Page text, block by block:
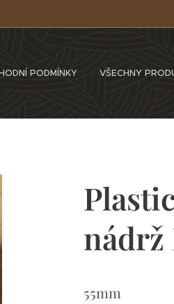
PODMÍNKY VŠECHNY
nádrž
55mm